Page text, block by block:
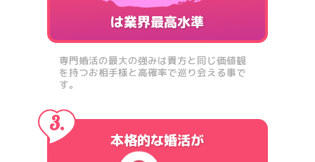
は業界最高水準
専門婚活の最大の強みは貴方と同じ価値観
を持つお相手様と高確率で巡り会える事で
す。
本格的な婚活が